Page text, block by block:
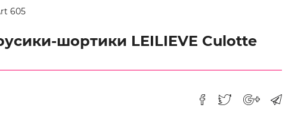
605
шортики LEILIEVE Culotte